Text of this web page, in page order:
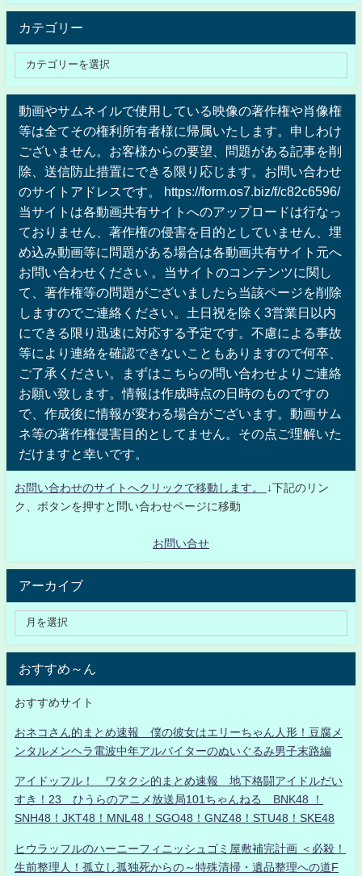
カテゴリー
動画やサムネイルで使用している映像の著作権や肖像権
等は全てその権利所有者様に帰属いたします。申しわけ
ございません。お客様からの要望、問題がある記事を削
除、送信防止措置にできる限り応じます。お問い合わせ
のサイトアドレスです。 https://form.os7.biz/f/c82c6596/
当サイトは各動画共有サイトへのアップロードは行なっ
ておりません、著作権の侵害を目的としていません、埋
め込み動画等に問題がある場合は各動画共有サイト元へ
お問い合わせください 。当サイトのコンテンツに関し
て、著作権等の問題がございましたら当該ページを削除
しますのでご連絡ください。土日祝を除く3営業日以内
にできる限り迅速に対応する予定です。不慮による事故
等により連絡を確認できないこともありますので何卒、
ご了承ください。まずはこちらの問い合わせよりご連絡
お願い致します。情報は作成時点の日時のものですの
で、作成後に情報が変わる場合がございます。動画サム
ネ等の著作権侵害目的としてません。その点ご理解いた
だけますと幸いです。
お問い合わせのサイトへクリックで移動します。
↓下記のリン
ク、ボタンを押すと問い合わせページに移動
お問い合せ
アーカイブ
おすすめ～ん
おすすめサイト
おネコさん的まとめ速報 僕の彼女はエリーちゃん人形！豆腐メ
ンタルメンヘラ電波中年アルバイターのぬいぐるみ男子末路編
アイドッフル！ ワタクシ的まとめ速報 地下格闘アイドルだい
すき！23 ひうらのアニメ放送局101ちゃんねる BNK48 ！
SNH48！JKT48！MNL48！SGO48！GNZ48！STU48！SKE48
ヒウラッフルのハーニーフィニッシュゴミ屋敷補完計画 ＜必殺！
生前整理人！孤立し孤独死からの～特殊清掃・遺品整理への道F